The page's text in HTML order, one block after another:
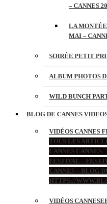
– CANNES
LA
MAI –
SOIRÉE PETIT
ALBUM PHOTOS
WILD BUNCH
BLOG DE CANNES
VIDÉOS CANNES
TOUS LES
CANNES CANNES
FESTIVAL –
CANNES – BLOG
HTTPS://
VIDÉOS